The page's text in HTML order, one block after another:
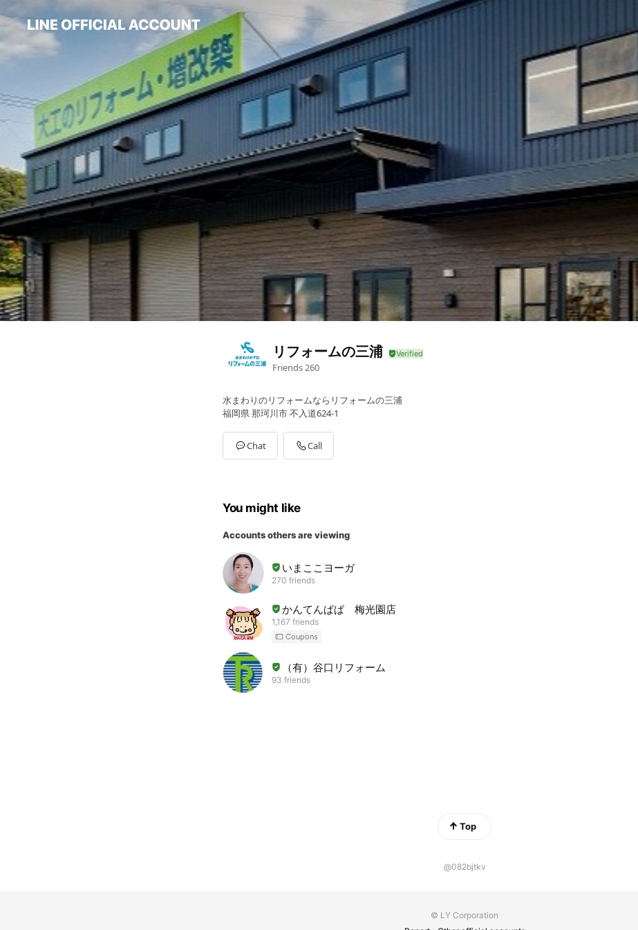
リフォームの三浦
Friends 260
水まわりのリフォームならリフォームの三浦
福岡県 那珂川市 不入道624-1
Chat Call
You might like
Accounts others are viewing
いまここヨーガ
270 friends
かんてんぱぱ 梅光園店
1,167 friends
Coupons
（有）谷口リフォーム
93 friends
Top
@082bjtkv
© LY Corporation